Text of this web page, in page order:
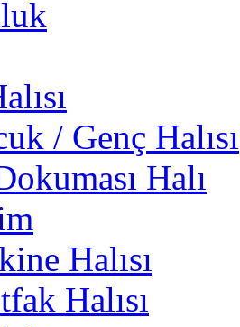
/ Genç Halısı
Halı
Halısı
Halısı